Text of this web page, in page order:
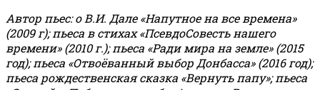
Автор пьес: о В.И. Дале «Напутное на все времена»
(2009 г); пьеса в стихах «ПсевдоСовесть нашего
времени» (2010 г.); пьеса «Ради мира на земле» (2015
год); пьеса «Отвоёванный выбор Донбасса» (2016 год);
пьеса рождественская сказка «Вернуть папу»; пьеса